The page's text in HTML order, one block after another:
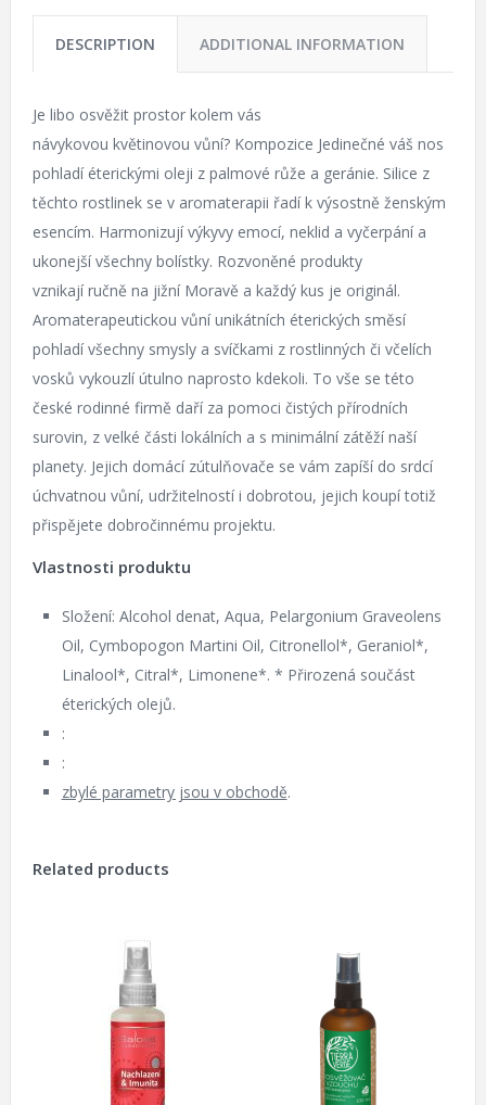
DESCRIPTION ADDITIONAL INFORMATION
Je libo osvěžit prostor kolem vás
návykovou květinovou vůní? Kompozice Jedinečné váš nos
pohladí éterickými oleji z palmové růže a geránie. Silice z
těchto rostlinek se v aromaterapii řadí k výsostně ženským
esencím. Harmonizují výkyvy emocí, neklid a vyčerpání a
ukonejší všechny bolístky. Rozvoněné produkty
vznikají ručně na jižní Moravě a každý kus je originál.
Aromaterapeutickou vůní unikátních éterických směsí
pohladí všechny smysly a svíčkami z rostlinných či včelích
vosků vykouzlí útulno naprosto kdekoli. To vše se této
české rodinné firmě daří za pomoci čistých přírodních
surovin, z velké části lokálních a s minimální zátěží naší
planety. Jejich domácí zútulňovače se vám zapíší do srdcí
úchvatnou vůní, udržitelností i dobrotou, jejich koupí totiž
přispějete dobročinnému projektu.
Vlastnosti produktu
Složení: Alcohol denat, Aqua, Pelargonium Graveolens
Oil, Cymbopogon Martini Oil, Citronellol*, Geraniol*,
Linalool*, Citral*, Limonene*. * Přirozená součást
éterických olejů.
:
:
zbylé parametry jsou v obchodě.
Related products